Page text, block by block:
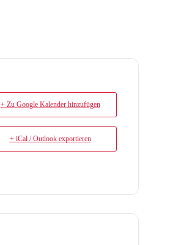
+ Zu Google Kalender hinzufügen
+ iCal / Outlook exportieren